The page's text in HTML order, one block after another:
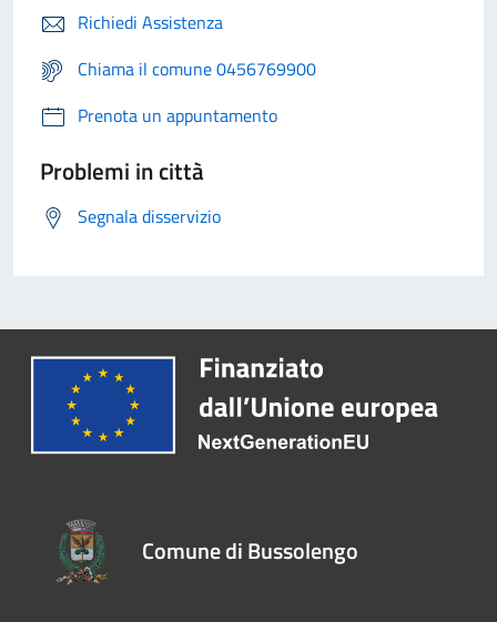
Richiedi Assistenza
Chiama il comune 0456769900
Prenota un appuntamento
Problemi in città
Segnala disservizio
Comune di Bussolengo